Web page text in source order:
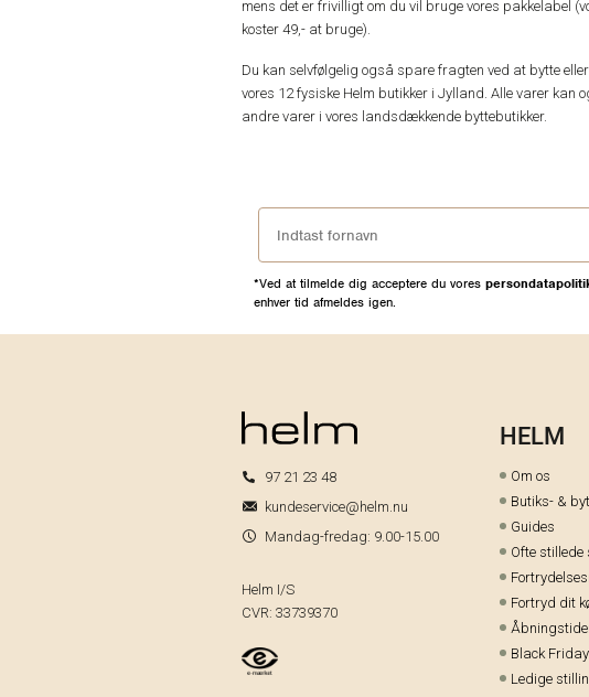
mens det er frivilligt om du vil bruge vores pakkelabel
koster 49,- at bruge).
Du kan selvfølgelig også spare fragten ved at bytte
vores 12 fysiske Helm butikker i Jylland. Alle varer kan
andre varer i vores landsdækkende byttebutikker.
*Ved at tilmelde dig acceptere du vores
enhver tid afmeldes igen.
97 21 23 48
kundeservice@helm.nu
Mandag-fredag: 9.00-15.00
Helm I/S
CVR: 33739370
HELM
Om os
Butiks- &
Guides
Ofte
Fortryd dit
Black Friday
Ledige